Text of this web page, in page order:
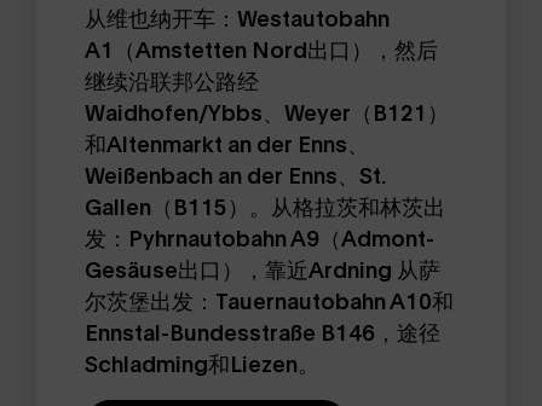
从维也纳开车：Westautobahn
A1（Amstetten Nord出口），然后
继续沿联邦公路经
Waidhofen/Ybbs、Weyer（B121）
和Altenmarkt an der Enns、
Weißenbach an der Enns、St.
Gallen（B115）。从格拉茨和林茨出
发：Pyhrnautobahn A9（Admont-
Gesäuse出口），靠近Ardning 从萨
尔茨堡出发：Tauernautobahn A10和
Ennstal-Bundesstraße B146，途径
Schladming和Liezen。